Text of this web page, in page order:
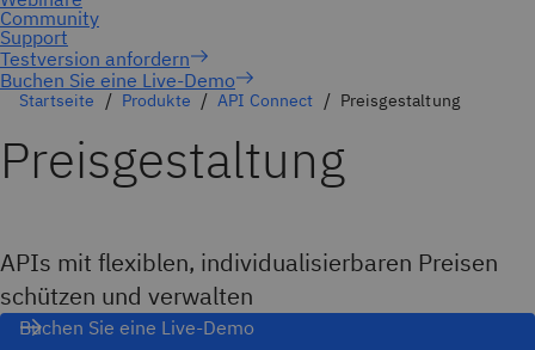
Buchen Sie eine Live-Demo
Startseite Produkte API Connect Preisgestaltung
Preisgestaltung
APIs mit flexiblen, individualisierbaren Preisen
schützen und verwalten
Buchen Sie eine Live-Demo